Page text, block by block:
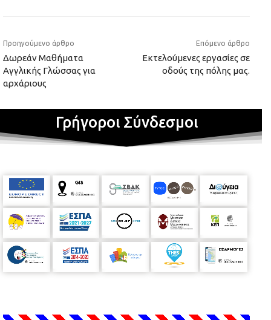
Προηγούμενο άρθρο
Δωρεάν Μαθήματα
Αγγλικής Γλώσσας για
αρχάριους
Επόμενο άρθρο
Εκτελούμενες εργασίες σε
οδούς της πόλης μας.
Γρήγοροι Σύνδεσμοι